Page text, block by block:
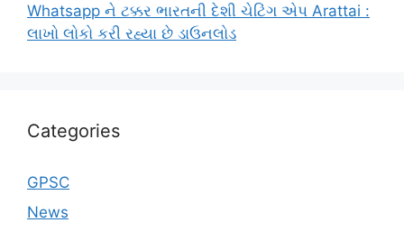
Whatsapp ને ટક્કર ભારતની દેશી ચેટિંગ એપ Arattai :
લાખો લોકો કરી રહ્યા છે ડાઉનલોડ
Categories
GPSC
News